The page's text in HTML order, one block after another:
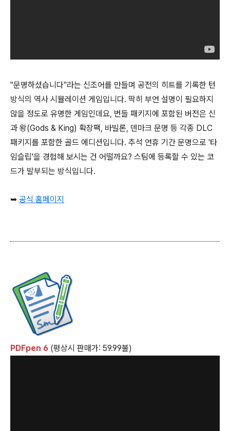
"문명하셨습니다"라는 신조어를 만들며 공전의 히트를 기록한 턴
방식의 역사 시뮬레이션 게임입니다. 딱히 부연 설명이 필요하지
않을 정도로 유명한 게임인데요, 번들 패키지에 포함된 버전은 신
과 왕(Gods & King) 확장팩, 바빌론, 덴마크 문명 등 각종 DLC
패키지를 포함한 골드 에디션입니다. 추석 연휴 기간 문명으로 '타
임슬립'을 경험해 보시는 건 어떨까요? 스팀에 등록할 수 있는 코
드가 발부되는 방식입니다.
➥ 공식 홈페이지
PDFpen 6 (평상시 판매가: 59.99불)